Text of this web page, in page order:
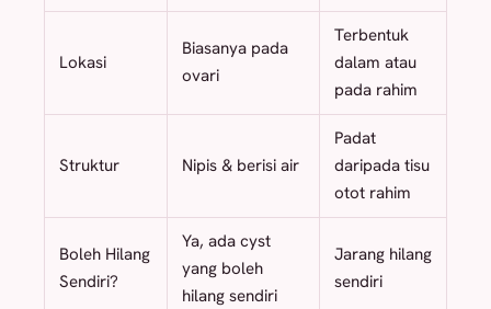
Lokasi
Biasanya pada
ovari
Terbentuk
dalam atau
pada rahim
Struktur Nipis & berisi air
Padat
daripada tisu
otot rahim
Boleh Hilang
Sendiri?
Ya, ada cyst
yang boleh
hilang sendiri
Jarang hilang
sendiri